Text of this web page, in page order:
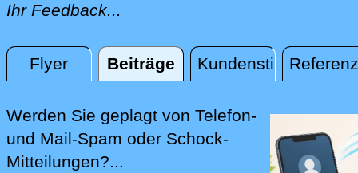
Ihr Feedback...
Flyer Beiträge Kundenstimmen
Beiträge
Werden Sie geplagt von Telefon-
und Mail-Spam oder Schock-
Mitteilungen?...